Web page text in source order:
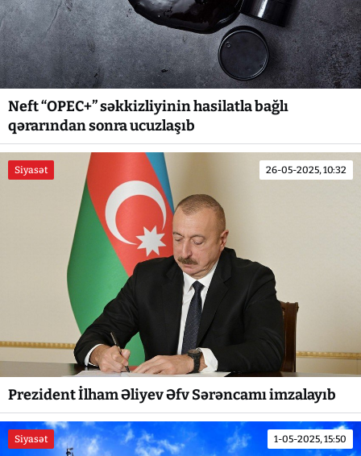
Neft “OPEC+” səkkizliyinin hasilatla bağlı
qərarından sonra ucuzlaşıb
Siyasət 26-05-2025, 10:32
Prezident İlham Əliyev Əfv Sərəncamı imzalayıb
Siyasət 1-05-2025, 15:50